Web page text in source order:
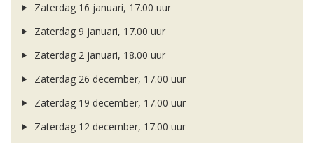
Zaterdag 16 januari, 17.00 uur
Zaterdag 9 januari, 17.00 uur
Zaterdag 2 januari, 18.00 uur
Zaterdag 26 december, 17.00 uur
Zaterdag 19 december, 17.00 uur
Zaterdag 12 december, 17.00 uur